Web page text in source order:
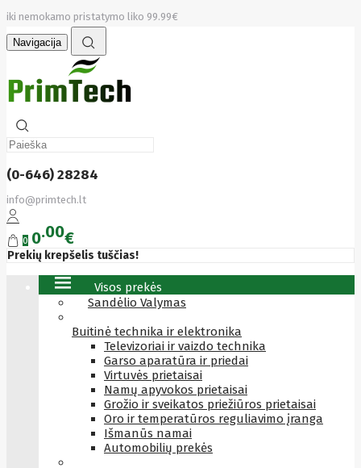
iki nemokamo pristatymo liko 99.99€
Navigacija
(0-646) 28284
info@primtech.lt
0 0 00€
Prekių krepšelis tuščias!
Visos prekės
Sandėlio Valymas
Buitinė technika ir elektronika
Televizoriai ir vaizdo technika
Garso aparatūra ir priedai
Virtuvės prietaisai
Namų apyvokos prietaisai
Grožio ir sveikatos priežiūros prietaisai
Oro ir temperatūros reguliavimo įranga
Išmanūs namai
Automobilių prekės